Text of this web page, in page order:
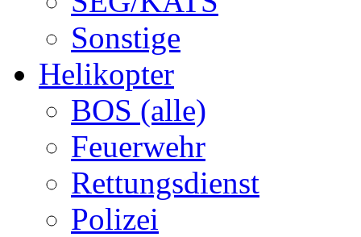
Sonstige
Helikopter
BOS (alle)
Feuerwehr
Rettungsdienst
Polizei